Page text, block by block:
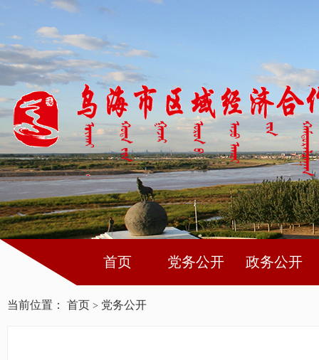
首页 党务公开 政务公开
当前位置： 首页 > 党务公开